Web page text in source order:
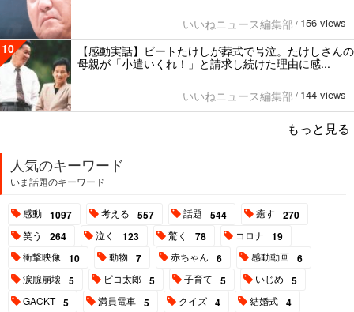
いいねニュース編集部 / 156 views
10
【感動実話】ビートたけしが葬式で号泣。たけしさんの
母親が「小遣いくれ！」と請求し続けた理由に感...
いいねニュース編集部 / 144 views
もっと見る
人気のキーワード
いま話題のキーワード
感動 1097 考える 557 話題 544 癒す 270
笑う 264 泣く 123 驚く 78 コロナ 19
衝撃映像 10 動物 7 赤ちゃん 6 感動動画 6
涙腺崩壊 5 ピコ太郎 5 子育て 5 いじめ 5
GACKT 5 満員電車 5 クイズ 4 結婚式 4